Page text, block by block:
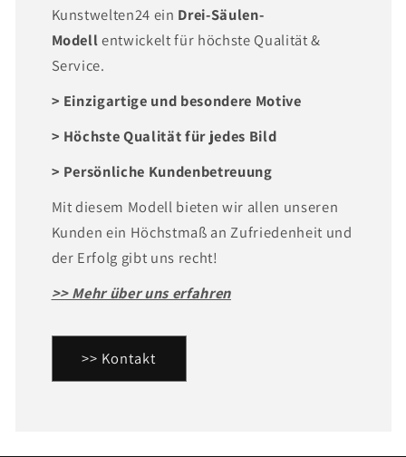
Kunstwelten24 ein Drei-Säulen-
Modellentwickelt für höchste Qualität &
Service.
> Einzigartige und besondere Motive
> Höchste Qualität für jedes Bild
> Persönliche Kundenbetreuung
Mit diesem Modell bieten wir allen unseren
Kunden ein Höchstmaß an Zufriedenheit und
der Erfolg gibt uns recht!
>> Mehr über uns erfahren
>> Kontakt